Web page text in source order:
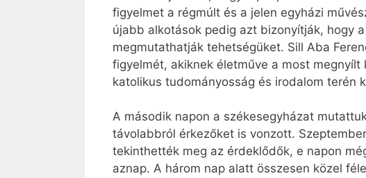
figyelmet a régmúlt és a jelen egyházi
újabb alkotások pedig azt bizonyítják, hogy
megmutathatják tehetségüket. Sill Aba
figyelmét, akiknek életműve a most
katolikus tudományosság és irodalom terén
A második napon a székesegyházat
távolabbról érkezőket is vonzott.
tekinthették meg az érdeklődők, e napon
aznap. A három nap alatt összesen közel